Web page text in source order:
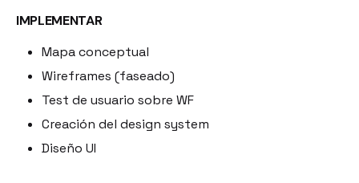
IMPLEMENTAR
Mapa conceptual
Wireframes (faseado)
Test de usuario sobre WF
Creación del design system
Diseño UI